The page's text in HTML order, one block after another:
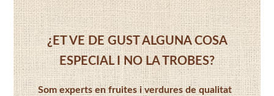
¿ET VE DE GUST ALGUNA COSA
ESPECIAL I NO LA TROBES?
Som experts en fruites i verdures de qualitat